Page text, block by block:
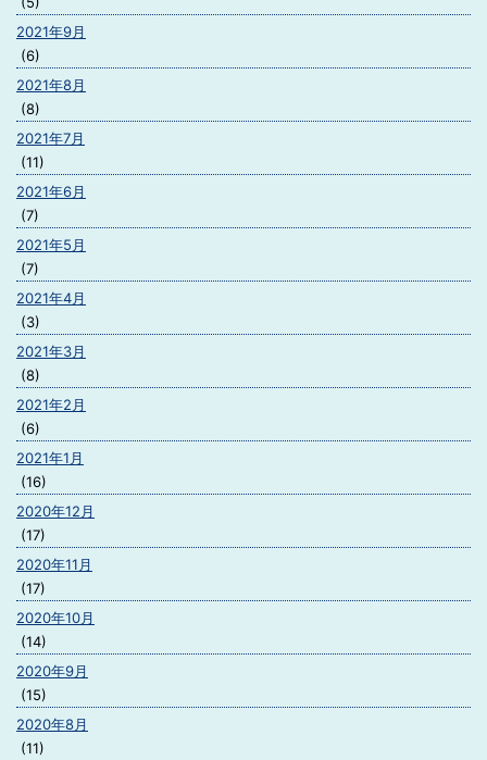
2021年9月
(6)
2021年8月
(8)
2021年7月
(11)
2021年6月
(7)
2021年5月
(7)
2021年4月
(3)
2021年3月
(8)
2021年2月
(6)
2021年1月
(16)
2020年12月
(17)
2020年11月
(17)
2020年10月
(14)
2020年9月
(15)
2020年8月
(11)